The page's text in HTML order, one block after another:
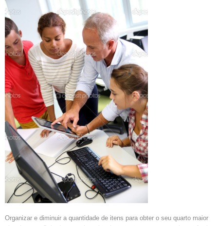
Organizar e diminuir a quantidade de itens para obter o seu quarto maior